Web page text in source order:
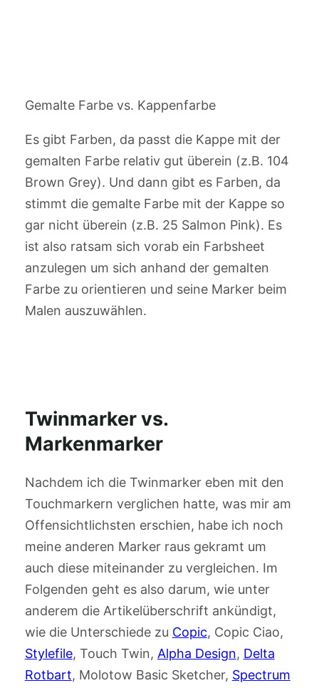
Gemalte Farbe vs. Kappenfarbe
Es gibt Farben, da passt die Kappe mit der
gemalten Farbe relativ gut überein (z.B. 104
Brown Grey). Und dann gibt es Farben, da
stimmt die gemalte Farbe mit der Kappe so
gar nicht überein (z.B. 25 Salmon Pink). Es
ist also ratsam sich vorab ein Farbsheet
anzulegen um sich anhand der gemalten
Farbe zu orientieren und seine Marker beim
Malen auszuwählen.
Twinmarker vs.
Markenmarker
Nachdem ich die Twinmarker eben mit den
Touchmarkern verglichen hatte, was mir am
Offensichtlichsten erschien, habe ich noch
meine anderen Marker raus gekramt um
auch diese miteinander zu vergleichen. Im
Folgenden geht es also darum, wie unter
anderem die Artikelüberschrift ankündigt,
wie die Unterschiede zu Copic, Copic Ciao,
Stylefile, Touch Twin, Alpha Design, Delta
Rotbart, Molotow Basic Sketcher, Spectrum